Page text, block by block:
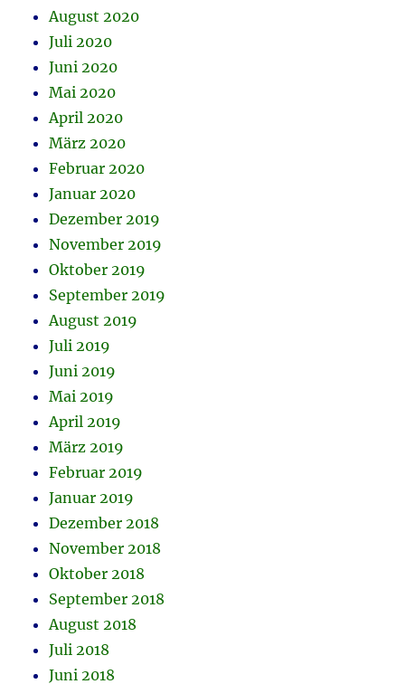
August 2020
Juli 2020
Juni 2020
Mai 2020
April 2020
März 2020
Februar 2020
Januar 2020
Dezember 2019
November 2019
Oktober 2019
September 2019
August 2019
Juli 2019
Juni 2019
Mai 2019
April 2019
März 2019
Februar 2019
Januar 2019
Dezember 2018
November 2018
Oktober 2018
September 2018
August 2018
Juli 2018
Juni 2018